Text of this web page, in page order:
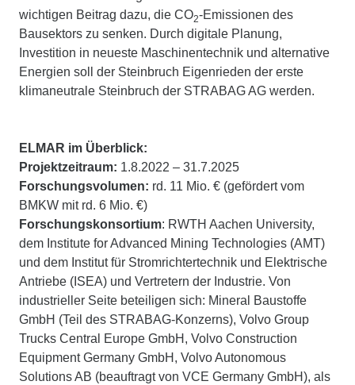
wichtigen Beitrag dazu, die CO2-Emissionen des
Bausektors zu senken. Durch digitale Planung,
Investition in neueste Maschinentechnik und alternative
Energien soll der Steinbruch Eigenrieden der erste
klimaneutrale Steinbruch der STRABAG AG werden.
ELMAR im Überblick:
Projektzeitraum: 1.8.2022 – 31.7.2025
Forschungsvolumen: rd. 11 Mio. € (gefördert vom
BMKW mit rd. 6 Mio. €)
Forschungskonsortium: RWTH Aachen University,
dem Institute for Advanced Mining Technologies (AMT)
und dem Institut für Stromrichtertechnik und Elektrische
Antriebe (ISEA) und Vertretern der Industrie. Von
industrieller Seite beteiligen sich: Mineral Baustoffe
GmbH (Teil des STRABAG-Konzerns), Volvo Group
Trucks Central Europe GmbH, Volvo Construction
Equipment Germany GmbH, Volvo Autonomous
Solutions AB (beauftragt von VCE Germany GmbH), als